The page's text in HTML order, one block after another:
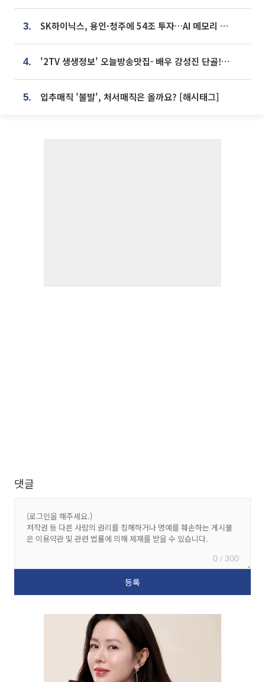
3. SK하이닉스, 용인·청주에 54조 투자…AI 메모리 생산기지 키운다
4. '2TV 생생정보' 오늘방송맛집- 배우 강성진 단골! 쌀국수ㆍ푸팟퐁 커리 맛집 '블○○○'
5. 입추매직 '불발', 처서매직은 올까요? [해시태그]
댓글
0 / 300